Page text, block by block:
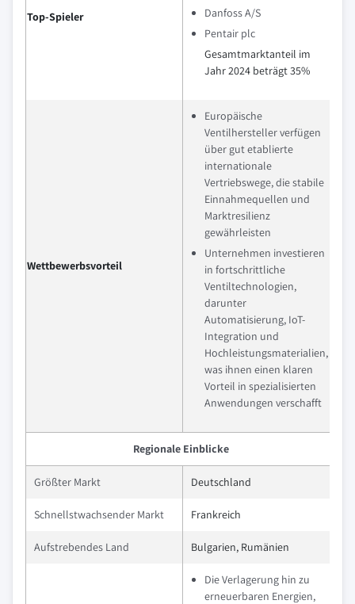
Top-Spieler
Danfoss A/S
Pentair plc
Gesamtmarktanteil im
Jahr 2024 beträgt 35%
Wettbewerbsvorteil
Europäische
Ventilhersteller verfügen
über gut etablierte
internationale
Vertriebswege, die stabile
Einnahmequellen und
Marktresilienz
gewährleisten
Unternehmen investieren
in fortschrittliche
Ventiltechnologien,
darunter
Automatisierung, IoT-
Integration und
Hochleistungsmaterialien,
was ihnen einen klaren
Vorteil in spezialisierten
Anwendungen verschafft
Regionale Einblicke
Größter Markt Deutschland
Schnellstwachsender Markt Frankreich
Aufstrebendes Land Bulgarien, Rumänien
Die Verlagerung hin zu
erneuerbaren Energien,